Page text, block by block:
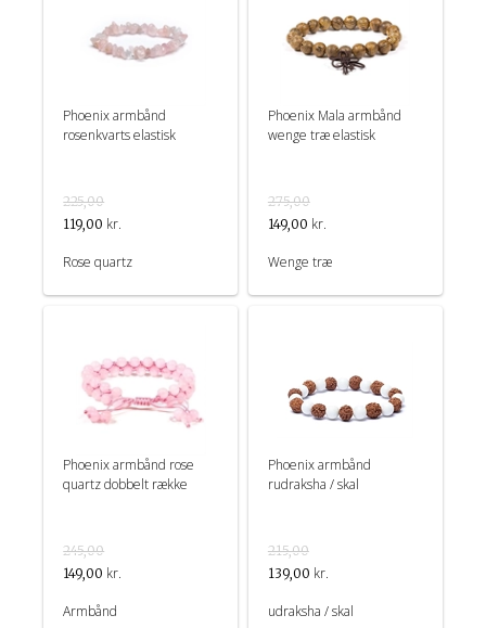
Phoenix armbånd
rosenkvarts elastisk
225,00
119,00 kr.
Rose quartz
Phoenix Mala armbånd
wenge træ elastisk
275,00
149,00 kr.
Wenge træ
Phoenix armbånd rose
quartz dobbelt række
245,00
149,00 kr.
Armbånd
Phoenix armbånd
rudraksha / skal
215,00
139,00 kr.
udraksha / skal